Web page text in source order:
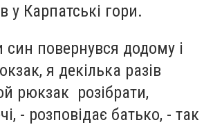
у Карпатські гори.
син повернувся додому і
я декілька разів
рюкзак розібрати,
- розповідає батько, - так